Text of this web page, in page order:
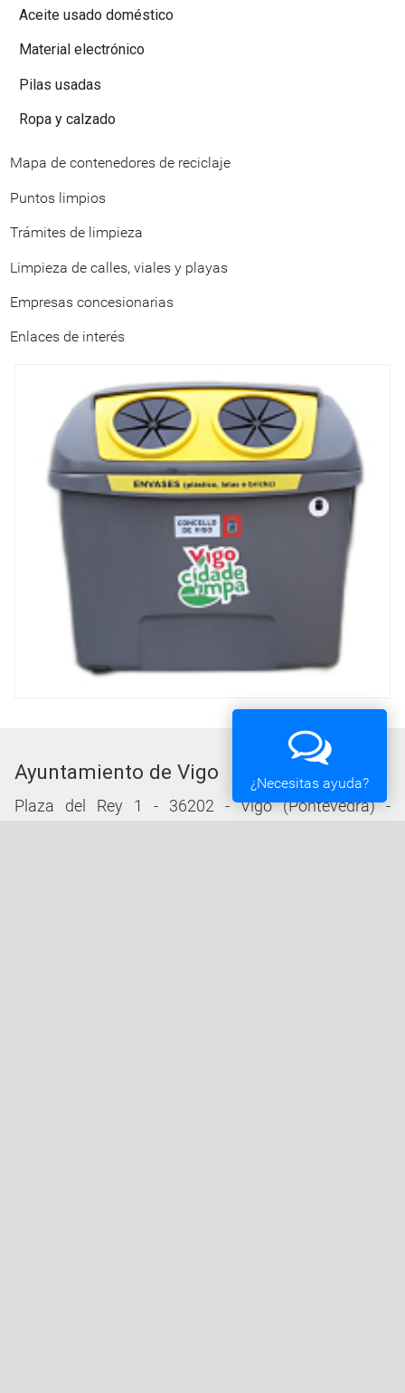
Aceite usado doméstico
Material electrónico
Pilas usadas
Ropa y calzado
Mapa de contenedores de reciclaje
Puntos limpios
Trámites de limpieza
Limpieza de calles, viales y playas
Empresas concesionarias
Enlaces de interés
Ayuntamiento de Vigo
Plaza del Rey 1 - 36202 - Vigo (Pontevedra) -
¿Necesitas ayuda?